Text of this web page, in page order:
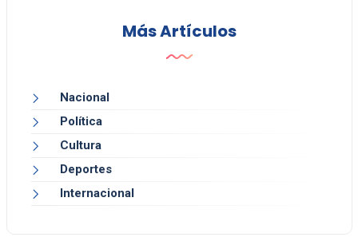
Más Artículos
Nacional
Política
Cultura
Deportes
Internacional